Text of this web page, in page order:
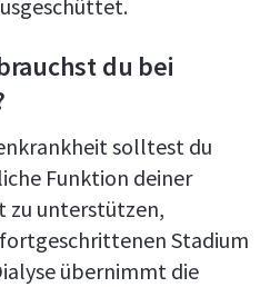
du bei
solltest du
Funktion deiner
zu unterstützen,
Stadium
übernimmt die